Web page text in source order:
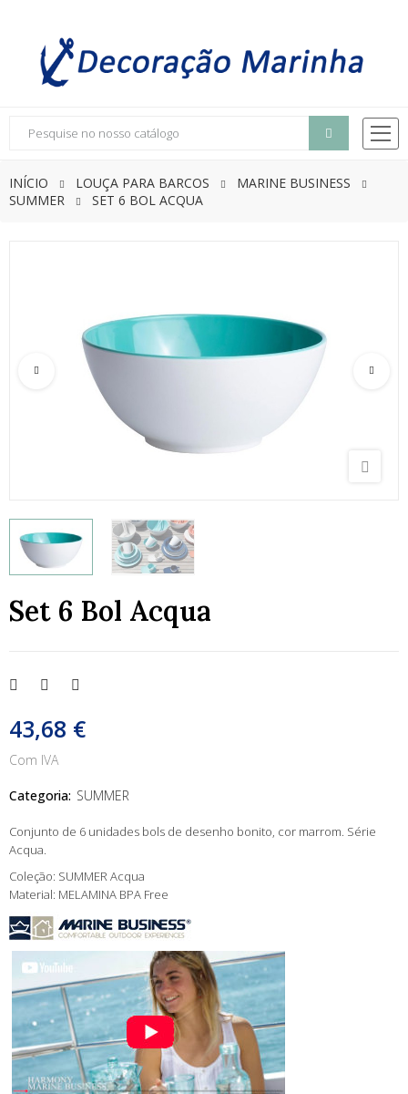
INÍCIO LOUÇA PARA BARCOS
MARINE BUSINESS
SUMMER
SET 6 BOL ACQUA
Set 6 Bol Acqua
43,68 €
Com IVA
Categoria: SUMMER
Conjunto de 6 unidades bols de desenho bonito, cor marrom. Série
Acqua.
Coleção: SUMMER Acqua
Material: MELAMINA BPA Free